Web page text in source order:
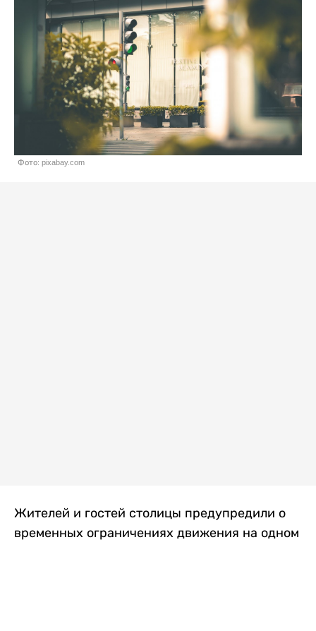
Фото: pixabay.com
Жителей и гостей столицы предупредили о
временных ограничениях движения на одном